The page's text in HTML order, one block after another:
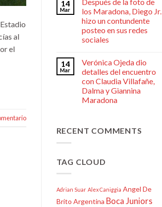
al
el
14
Mar
los Maradona, Diego Jr.
hizo un contundente
posteo en sus redes
sociales
14
Mar
Verónica Ojeda dio
detalles del encuentro
con Claudia Villafañe,
Dalma y Giannina
Maradona
RECENT COMMENTS
TAG CLOUD
Adrian Suar Alex Caniggia Angel De
Brito Argentina Boca Juniors